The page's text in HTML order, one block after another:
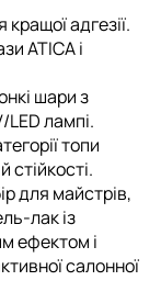
кращої адгезії.
ATICAі
шари з
лампі.
топи
стійкості.
для майстрів,
лак із
ефектом і
салонної